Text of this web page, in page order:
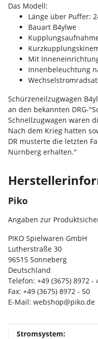
Das Modell:
Länge über Puffer:
Bauart B4ylwe
Mit
Innenbeleuchtung
Schürzeneilzugwagen
an den bekannten DRG-
Schnellzugwagen waren
Nach dem Krieg hatten
DR musterte die letzten
Nürnberg erhalten."
Piko
Angaben zur
PIKO Spielwaren GmbH
Lutherstraße 30
96515 Sonneberg
Deutschland
Telefon: +49 (3675) 8972 -
Fax: +49 (3675) 8972 - 50
E-Mail: webshop@piko.de
Produkteigenschaft
Wert
Stromsystem: